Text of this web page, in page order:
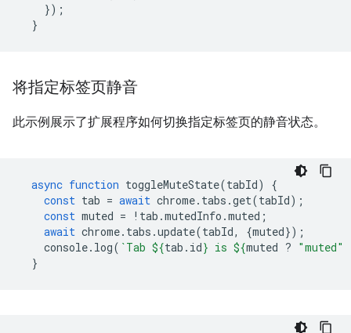
});
}
将指定标签页静音
此示例展示了扩展程序如何切换指定标签页的静音状态。
async function toggleMuteState(tabId)
{
const tab = await chrome. tabs .get(tabId);
const muted = ! tab .mutedInfo .muted ;
await chrome. tabs .update(tabId, {muted});
console. log( `Tab ${tab . id} is ${muted ? "muted"
}